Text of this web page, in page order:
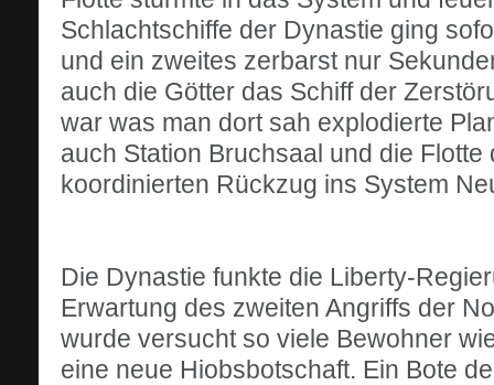
Schlachtschiffe der Dynastie ging
und ein zweites zerbarst nur
auch die Götter das Schiff der
war was man dort sah explodierte
auch Station Bruchsaal und die
koordinierten Rückzug ins System
Die Dynastie funkte die Liberty-
Erwartung des zweiten Angriffs der
wurde versucht so viele Bewohner
eine neue Hiobsbotschaft. Ein Bote